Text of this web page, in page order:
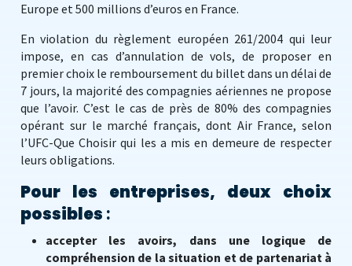
Europe et 500 millions d’euros en France.
En violation du règlement européen 261/2004 qui leur
impose, en cas d’annulation de vols, de proposer en
premier choix le remboursement du billet dans un délai de
7 jours, la majorité des compagnies aériennes ne propose
que l’avoir. C’est le cas de près de 80% des compagnies
opérant sur le marché français, dont Air France, selon
l’UFC-Que Choisir qui les a mis en demeure de respecter
leurs obligations.
Pour les entreprises, deux choix
possibles :
accepter les avoirs, dans une logique de
compréhension de la situation et de partenariat à